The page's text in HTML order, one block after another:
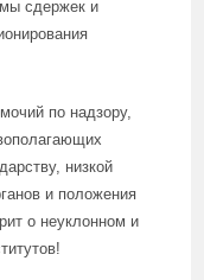
сдержек и
по надзору,
низкой
и положения
о неуклонном и